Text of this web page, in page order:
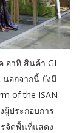
อาทิ สินค้า GI
อกจากนี้ ยังมี
of the ISAN
ประกอบการ
จัดพื้นที่แสดง